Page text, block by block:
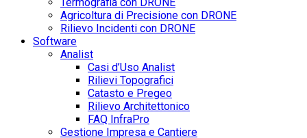
Agricoltura di Precisione con DRONE
Rilievo Incidenti con DRONE
Software
Analist
Casi d’Uso Analist
Rilievi Topografici
Catasto e Pregeo
Rilievo Architettonico
FAQ InfraPro
Gestione Impresa e Cantiere